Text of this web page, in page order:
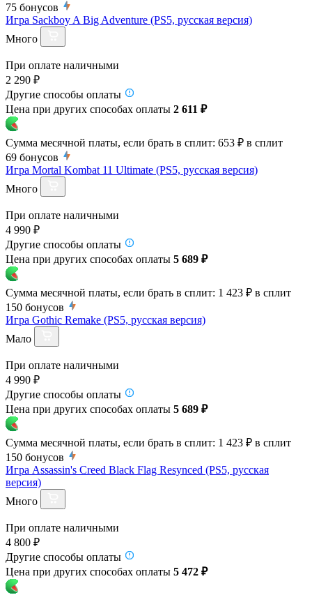
75 бонусов
Игра Sackboy A Big Adventure (PS5, русская версия)
Много
При оплате наличными
2 290 ₽
Другие способы оплаты
Цена при других способах оплаты 2 611 ₽
Сумма месячной платы, если брать в сплит: 653 ₽ в сплит
69 бонусов
Игра Mortal Kombat 11 Ultimate (PS5, русская версия)
Много
При оплате наличными
4 990 ₽
Другие способы оплаты
Цена при других способах оплаты 5 689 ₽
Сумма месячной платы, если брать в сплит: 1 423 ₽ в сплит
150 бонусов
Игра Gothic Remake (PS5, русская версия)
Мало
При оплате наличными
4 990 ₽
Другие способы оплаты
Цена при других способах оплаты 5 689 ₽
Сумма месячной платы, если брать в сплит: 1 423 ₽ в сплит
150 бонусов
Игра Assassin's Creed Black Flag Resynced (PS5, русская
версия)
Много
При оплате наличными
4 800 ₽
Другие способы оплаты
Цена при других способах оплаты 5 472 ₽